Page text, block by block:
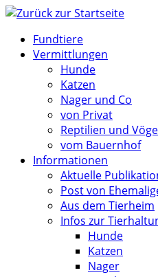
Zum
springenFundtiere
Vermittlungen
Hunde
Katzen
Nager und Co
von Privat
Reptilien und
vom Bauernhof
Informationen
Aktuelle
Post von
Aus dem Tierheim
Infos zur
Hunde
Katzen
Nager